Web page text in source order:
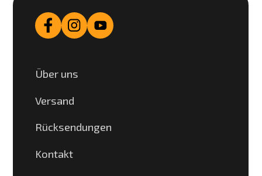
Über uns
Versand
Rücksendungen
Kontakt